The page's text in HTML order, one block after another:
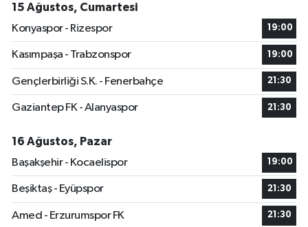
15 Ağustos, Cumartesi
Konyaspor - Rizespor
19:00
Kasımpaşa - Trabzonspor 19:00
Gençlerbirliği S.K. - Fenerbahçe 21:30
Gaziantep FK - Alanyaspor 21:30
16 Ağustos, Pazar
Başakşehir - Kocaelispor
19:00
Beşiktaş - Eyüpspor 21:30
Amed - Erzurumspor FK 21:30